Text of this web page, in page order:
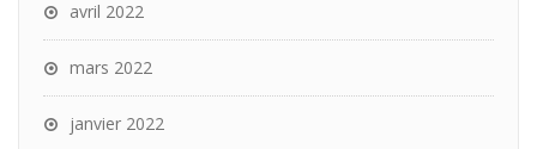
avril 2022
mars 2022
janvier 2022